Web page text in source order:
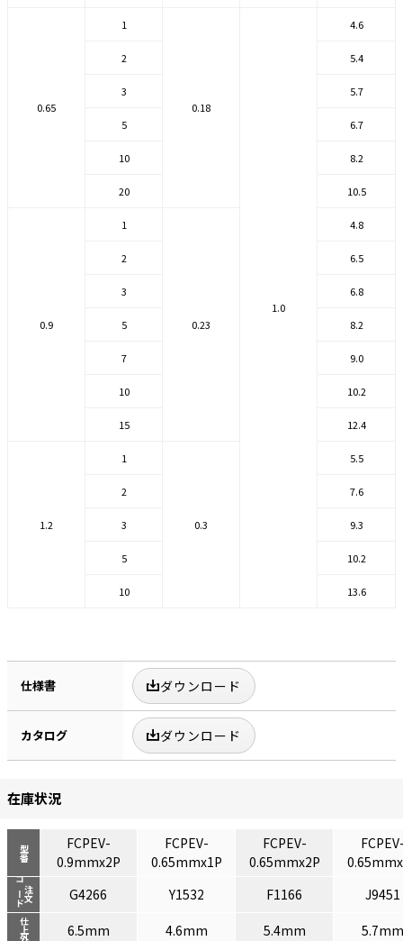
0.65
1
0.18
1.0
4.6
2 5.4
3 5.7
5 6.7
10 8.2
20 10.5
0.9
1
0.23
4.8
2 6.5
3 6.8
5 8.2
7 9.0
10 10.2
15 12.4
1.2
1
0.3
5.5
2 7.6
3 9.3
5 10.2
10 13.6
仕様書 ダウンロード
カタログ ダウンロード
在庫状況
型番
注文
コード
FCPEV-
0.9mmx2P
FCPEV-
0.65mmx1P
FCPEV-
0.65mmx2P
G4266
Y1532 F1166
J9451
6.5mm
4.6mm 5.4mm 5.7mm